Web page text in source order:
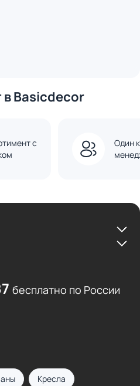
Basicdecor
с
Один
бесплатно по России
Кресла